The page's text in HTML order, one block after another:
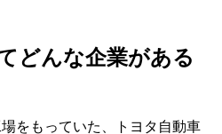
どんな企業がある
をもっていた、トヨタ自動車